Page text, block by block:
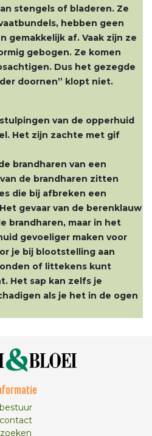
stengels of bladeren. Ze
hebben geen
gemakkelijk af. Vaak zijn ze
gebogen. Ze komen
Dus het gezegde
doornen” klopt niet.
van de opperhuid
Het zijn zachte met gif
brandharen van een
de brandharen zitten
die bij afbreken een
gevaar van de berenklauw
brandharen, maar in het
gevoeliger maken voor
je bij blootstelling aan
of littekens kunt
Het sap kan zelfs je
als je het in de ogen
bestuur
contact
zoeken